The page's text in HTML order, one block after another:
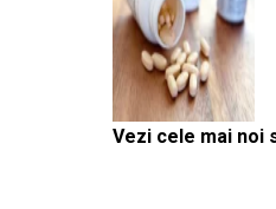
Vezi cele mai noi